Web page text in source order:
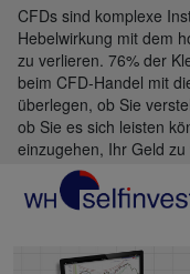
CFDs sind komplexe
Hebelwirkung mit dem
zu verlieren. 76% der
beim CFD-Handel mit
überlegen, ob Sie
ob Sie es sich leisten
einzugehen, Ihr Geld zu